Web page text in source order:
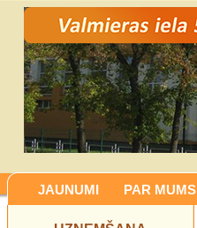
JAUNUMI PAR MUMS